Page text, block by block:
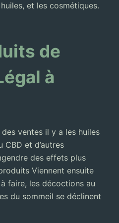
et les cosmétiques.
de
à
ventes il y a les huiles
CBD et d’autres
des effets plus
Viennent ensuite
faire, les décoctions au
du sommeil se déclinent